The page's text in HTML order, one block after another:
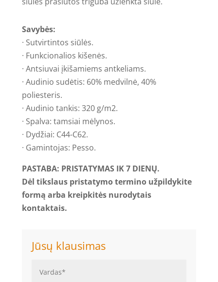
Savybės:
· Sutvirtintos siūlės.
· Funkcionalios kišenės.
· Antsiuvai įkišamiems antkeliams.
· Audinio sudėtis: 60% medvilnė, 40%
poliesteris.
· Audinio tankis: 320 g/m2.
· Spalva: tamsiai mėlynos.
· Dydžiai: C44-C62.
· Gamintojas: Pesso.
PASTABA: PRISTATYMAS IK 7 DIENŲ.
Dėl tikslaus pristatymo termino užpildykite
formą arba kreipkitės nurodytais
kontaktais.
Jūsų klausimas